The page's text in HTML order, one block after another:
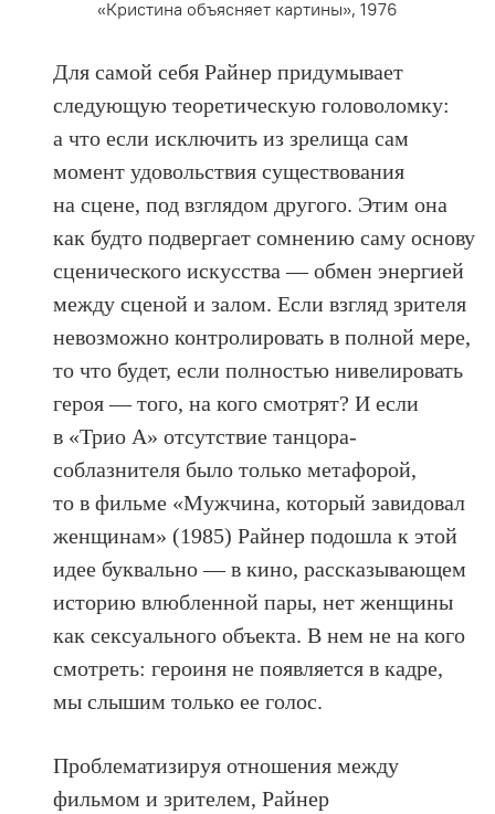
«Кристина объясняет картины», 1976
Для самой себя Райнер придумывает
следующую теоретическую головоломку:
а что если исключить из зрелища сам
момент удовольствия существования
на сцене, под взглядом другого. Этим она
как будто подвергает сомнению саму основу
сценического искусства — обмен энергией
между сценой и залом. Если взгляд зрителя
невозможно контролировать в полной мере,
то что будет, если полностью нивелировать
героя — того, на кого смотрят? И если
в «Трио А» отсутствие танцора-
соблазнителя было только метафорой,
то в фильме «Мужчина, который завидовал
женщинам» (1985) Райнер подошла к этой
идее буквально — в кино, рассказывающем
историю влюбленной пары, нет женщины
как сексуального объекта. В нем не на кого
смотреть: героиня не появляется в кадре,
мы слышим только ее голос.
Проблематизируя отношения между
фильмом и зрителем, Райнер